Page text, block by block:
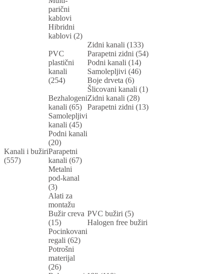
parični
kablovi
Hibridni
kablovi (2)
Kanali i bužiri
(557)
PVC
plastični
kanali
(254)
Zidni kanali (133)
Parapetni zidni (54)
Podni kanali (14)
Samolepljivi (46)
Boje drveta (6)
Šlicovani kanali (1)
Bezhalogeni
kanali (65)
Zidni kanali (28)
Parapetni zidni (13)
Samolepljivi
kanali (45)
Podni kanali
(20)
Parapetni
kanali (67)
Metalni
pod-kanal
(3)
Alati za
montažu
Bužir creva
(15)
PVC bužiri (5)
Halogen free bužiri
Pocinkovani
regali (62)
Potrošni
materijal
(26)